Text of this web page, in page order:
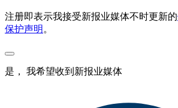
注册即表示我接受新报业媒体不时更新的
保护声明 。
是， 我希望收到新报业媒体